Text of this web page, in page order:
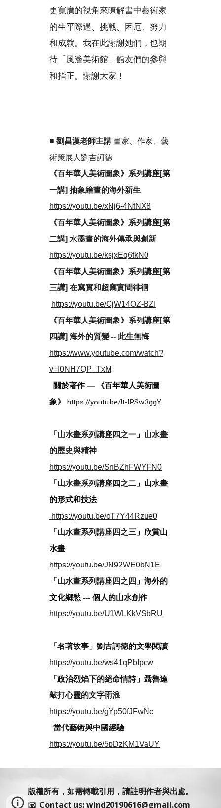
更寛廣的視角來瞭解書中藝術家
的生平際遇、挑戰、困厄、努力
和成就。我在此謝謝她們，也期
待「風簷美術館」館友們的參與
和指正。謝謝大家！
■劉昌漢老師主講 畫家、作家、藝
術策展人劉吉訶德
《百年華人美術圖象》系列講座[第
一講] 抽象繪畫的海外新生
https://youtu.be/xNj6-4NtNX8
《百年華人美術圖象》系列講座[第
二講] 水墨畫的海外傳承與創新
https://youtu.be/ksjxEq6tkN0
《百年華人美術圖象》系列講座[第
三講] 在寫實和超寫實間徘徊
https://youtu.be/CjW14OZ-BZI
《百年華人美術圖象》系列講座[第
四講] 海外的質變 -- 此生無悔
https://www.youtube.com/watch?
v=I0NH7QP_TxM
關於著作 —
《百年華人美術圖
象》https://youtu.be/lt-lPSw3ggY
「 山水畫系列講座四之一 」 山水畫
的歷史與精神
https://youtu.be/SnBZhFWYFN0
「 山水畫系列講座四之二 」山水畫
的形式和技法
https://youtu.be/oT7Y44Rzue0
「 山水畫系列講座四之三 」欣賞山
水畫
https://youtu.be/JN92WE0bN1E
「 山水畫系列講座四之四 」海外的
文化鄉愁 --- 個人的山水創作
https://youtu.be/U1WLKkVSbRU
「名著故事」劉吉訶德的文學閱讀
https://youtu.be/ws41qPbIpcw
「政治烈焰下的絕命情詩」聶魯達
敲打心靈的文字雨浪
https://youtu.be/gYp50fJFwNc
當代藝術與中國經驗
https://youtu.be/5pDzKM1VaUY
版權所有，如需轉載引用，請註明作者與出處。
📧 Contact us: wind20190616@gmail.com